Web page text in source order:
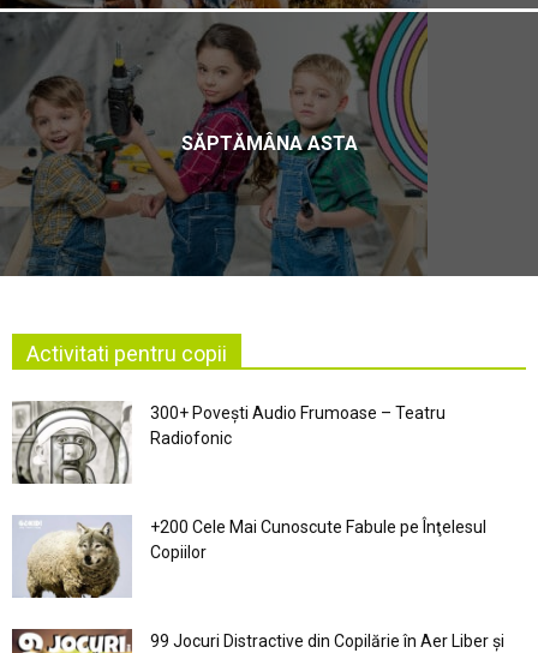
SĂPTĂMÂNA ASTA
Activitati pentru copii
300+ Povești Audio Frumoase – Teatru
Radiofonic
+200 Cele Mai Cunoscute Fabule pe Înţelesul
Copiilor
99 Jocuri Distractive din Copilărie în Aer Liber şi